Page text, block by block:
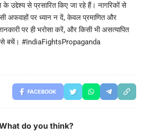
से प्रसारित किए जा रहे हैं। नागरिकों से
अफवाहों पर ध्यान न दें, केवल प्रमाणित और
पर ही भरोसा करें, और किसी भी असत्यापित
से बचें। #IndiaFightsPropaganda
FACEBOOK
do you think?